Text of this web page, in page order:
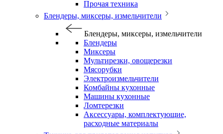
Прочая техника
Блендеры, миксеры, измельчители
Блендеры, миксеры, измельчители
Блендеры
Миксеры
Мультирезки, овощерезки
Мясорубки
Электроизмельчители
Комбайны кухонные
Машины кухонные
Ломтерезки
Аксессуары, комплектующие,
расходные материалы